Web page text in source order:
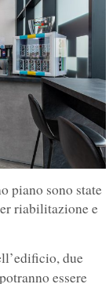
piano sono state
riabilitazione e
due
essere